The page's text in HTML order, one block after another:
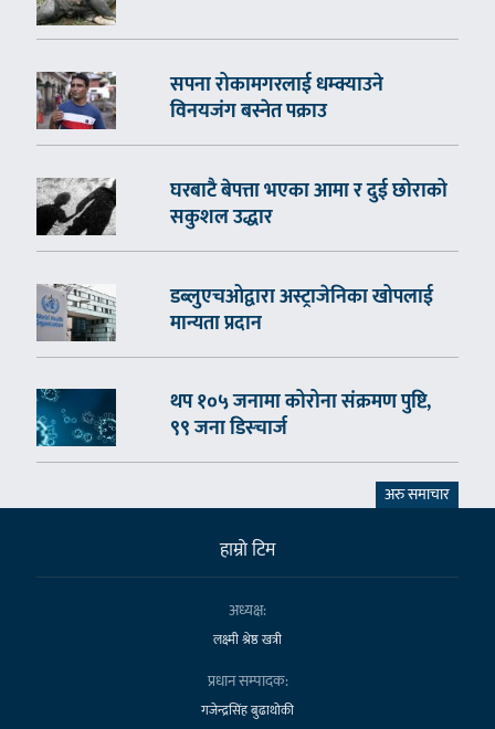
सपना रोकामगरलाई धम्क्याउने
विनयजंग बस्नेत पक्राउ
घरबाटै बेपत्ता भएका आमा र दुई छोराको
सकुशल उद्धार
डब्लुएचओद्वारा अस्ट्राजेनिका खोपलाई
मान्यता प्रदान
थप १०५ जनामा कोरोना संक्रमण पुष्टि,
९९ जना डिस्चार्ज
अरु समाचार
हाम्राे टिम
अध्यक्ष:
लक्ष्मी श्रेष्ठ खत्री
प्रधान सम्पादक:
गजेन्द्रसिंह बुढाथोकी